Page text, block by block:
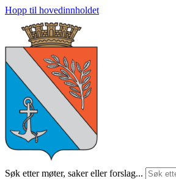
Hopp til hovedinnholdet
Søk etter møter, saker eller forslag...